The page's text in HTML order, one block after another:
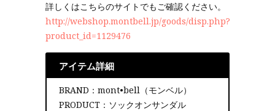
詳しくはこちらのサイトでもご確認ください。
http://webshop.montbell.jp/goods/disp.php?
product_id=1129476
アイテム詳細
BRAND：mont•bell（モンベル）
PRODUCT：ソックオンサンダル